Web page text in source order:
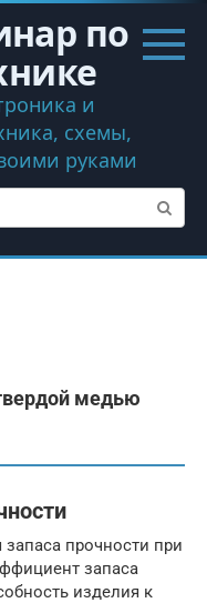
по
и
схемы,
руками
медью
прочности при
запаса
изделия к